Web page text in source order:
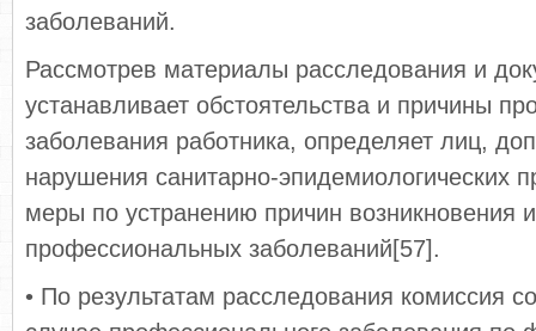
заболеваний.
Рассмотрев материалы расследования и
устанавливает обстоятельства и причины
заболевания работника, определяет лиц,
нарушения санитарно-эпидемиологических
меры по устранению причин возникновения
профессиональных заболеваний[57].
• По результатам расследования комиссия